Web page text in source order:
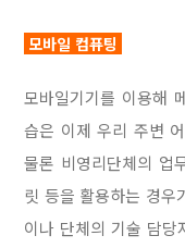
모바일 컴퓨팅
모바일기기를 이용해
습은 이제 우리 주변
물론 비영리단체의 업
릿 등을 활용하는 경우
이나 단체의 기술 담